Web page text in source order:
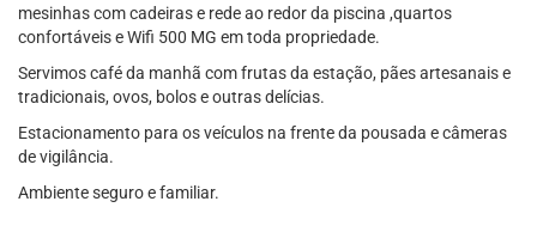
mesinhas com cadeiras e rede ao redor da piscina ,quartos
confortáveis e Wifi 500 MG em toda propriedade.
Servimos café da manhã com frutas da estação, pães artesanais e
tradicionais, ovos, bolos e outras delícias.
Estacionamento para os veículos na frente da pousada e câmeras
de vigilância.
Ambiente seguro e familiar.